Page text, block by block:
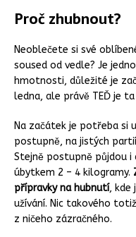
Proč zhubnout?
Neoblečete si své
soused od vedle? Je
hmotnosti, důležité je
ledna, ale právě TEĎ je ta
Na začátek je potřeba si
postupně, na jistých
Stejně postupně půjdou
úbytkem 2 – 4 kilogramy.
přípravky na hubnutí, kde
užívání. Nic takového
z ničeho zázračného.